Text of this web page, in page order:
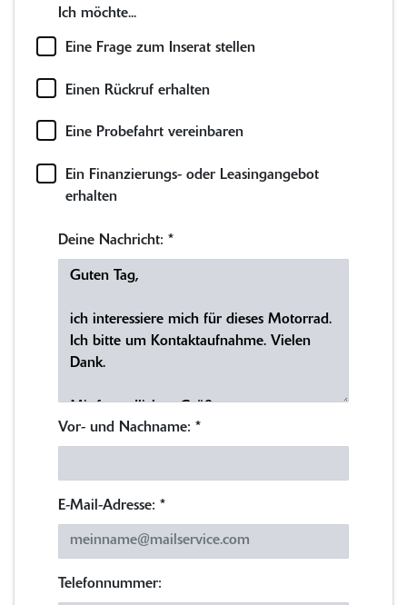
Ich möchte...
Eine Frage zum Inserat stellen
Einen Rückruf erhalten
Eine Probefahrt vereinbaren
Ein Finanzierungs- oder Leasingangebot
erhalten
Deine Nachricht: *
Vor- und Nachname: *
E-Mail-Adresse: *
Telefonnummer: